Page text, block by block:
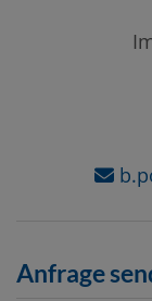
Anfrage